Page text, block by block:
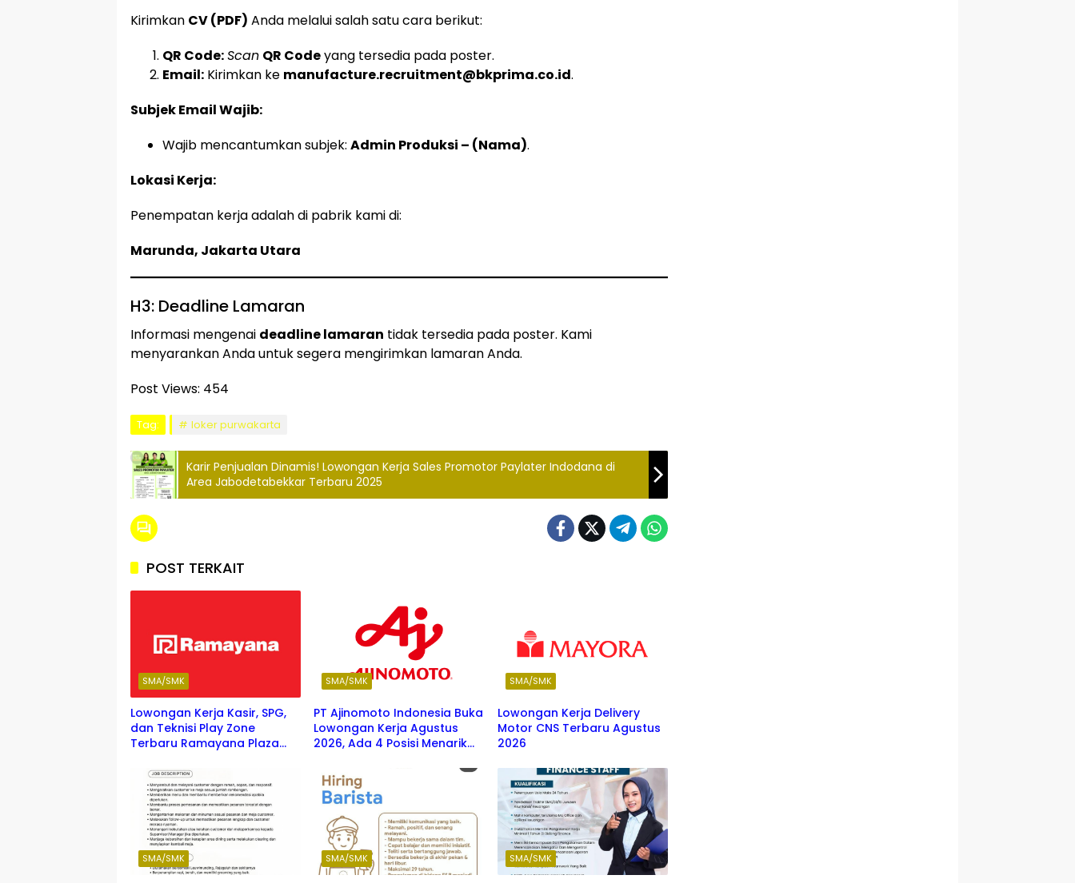
Kirimkan CV (PDF) Anda melalui salah satu cara berikut:
QR Code:Scan QR Codeyang tersedia pada poster.
Email: Kirimkan ke manufacture.recruitment@bkprima.co.id.
Subjek Email Wajib:
Wajib mencantumkan subjek: Admin Produksi – (Nama).
Lokasi Kerja:
Penempatan kerja adalah di pabrik kami di:
Marunda, Jakarta Utara
H3: Deadline Lamaran
Informasi mengenai deadline lamaran tidak tersedia pada poster. Kami
menyarankan Anda untuk segera mengirimkan lamaran Anda.
Post Views: 454
Tag: loker purwakarta
Karir Penjualan Dinamis! Lowongan Kerja Sales Promotor Paylater Indodana di
Area Jabodetabekkar Terbaru 2025
POST TERKAIT
SMA/SMK
Lowongan Kerja Kasir, SPG,
dan Teknisi Play Zone
Terbaru Ramayana Plaza
SMA/SMK
PT Ajinomoto Indonesia Buka
Lowongan Kerja Agustus
2026, Ada 4 Posisi Menarik
hingga S1
SMA/SMK
Lowongan Kerja Delivery
Motor CNS Terbaru Agustus
2026
SMA/SMK SMA/SMK SMA/SMK